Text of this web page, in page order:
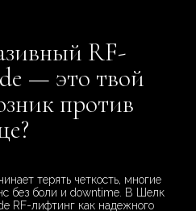
RF-
— это твой
против
терять четкость, многие
без боли и downtime. В Шелк
RF-лифтинг как надежного